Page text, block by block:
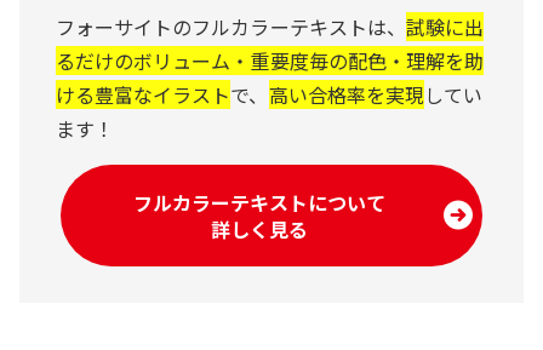
フォーサイトのフルカラーテキストは、 試験に出
るだけのボリューム・重要度毎の配色・理解を助
ける豊富なイラストで、 高い合格率を実現 してい
ます！
フルカラーテキストについて
詳しく見る